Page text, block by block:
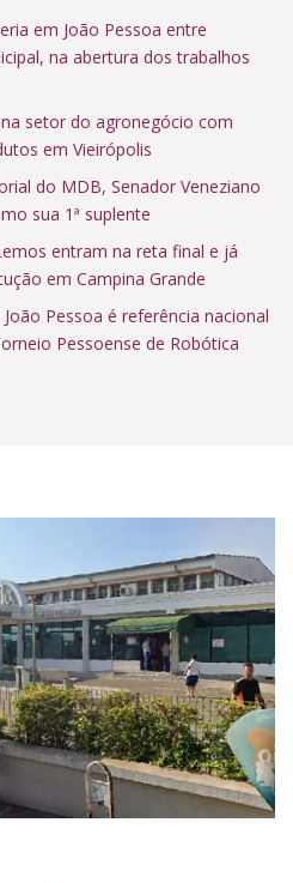
em João Pessoa entre
na abertura dos trabalhos
setor do agronegócio com
em Vieirópolis
do MDB, Senador Veneziano
sua 1ª suplente
entram na reta final e já
em Campina Grande
Pessoa é referência nacional
Pessoense de Robótica